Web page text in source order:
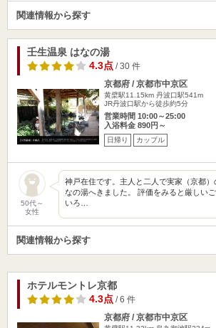
関連情報から探す
壬生温泉 はなの湯
4.3点/ 30 件
京都府 / 京都市中京区
黄檗駅11.15km 丹波口駅541m
JR丹波口駅から徒歩約5分
営業時間 10:00～25:00
入浴料金 890円～
日帰り カップル
50代～
女性
神戸在住です。主人と二人で実家（京都
なの湯へきました。 評価をみると厳しい
いろ…
関連情報から探す
ホテルモントレ京都
4.3点/ 6 件
京都府 / 京都市中京区